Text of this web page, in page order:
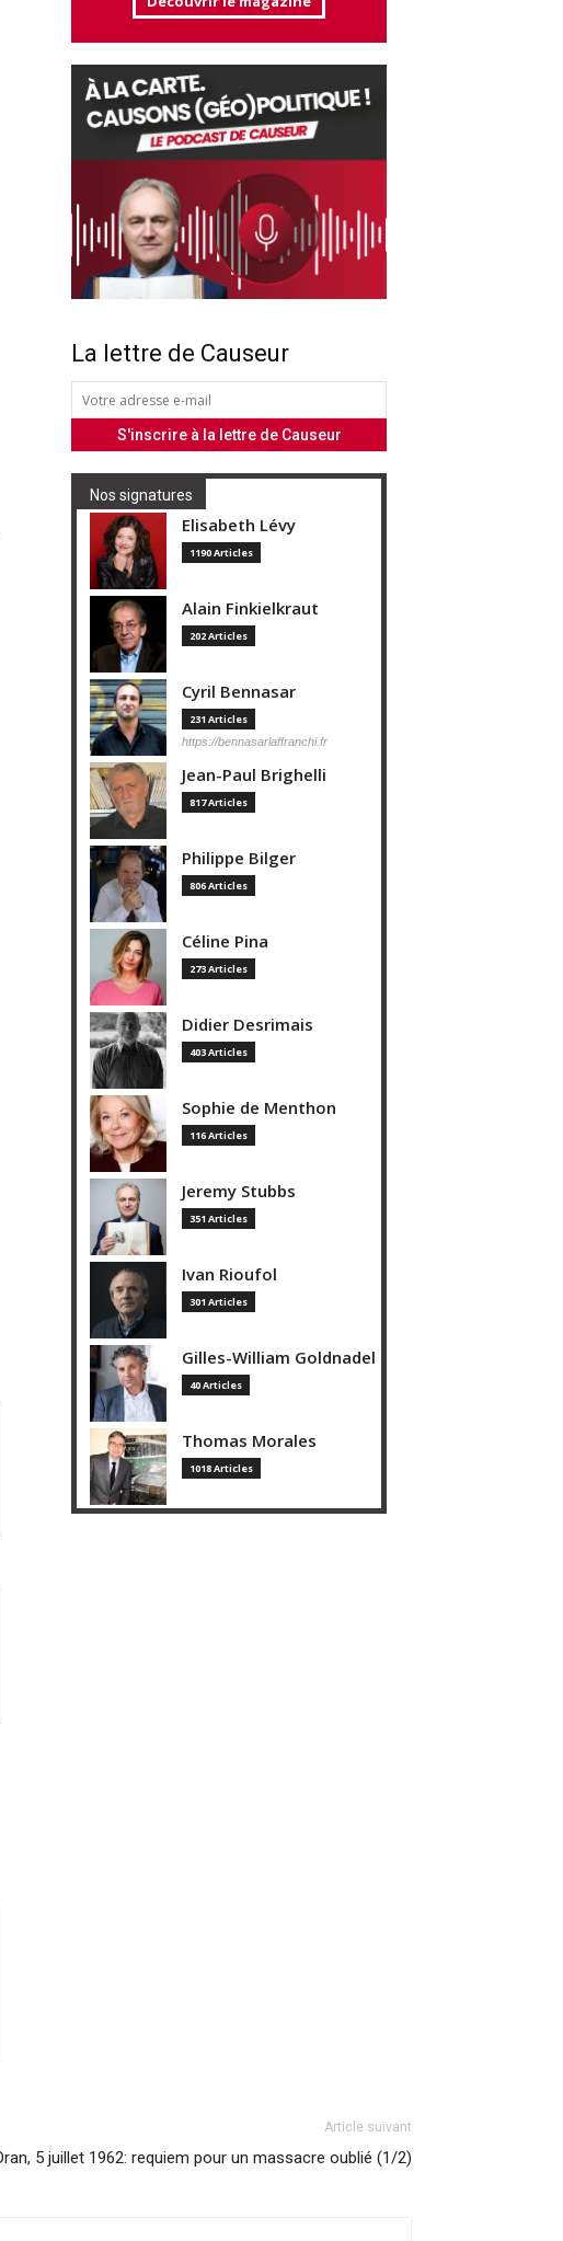
La lettre de Causeur
Nos signatures
Elisabeth Lévy
1190 Articles
Alain Finkielkraut
202 Articles
Cyril Bennasar
231 Articles
https://bennasarlaffranchi.fr
Jean-Paul Brighelli
817 Articles
Philippe Bilger
806 Articles
Céline Pina
273 Articles
Didier Desrimais
403 Articles
Sophie de Menthon
116 Articles
Jeremy Stubbs
351 Articles
Ivan Rioufol
301 Articles
Gilles-William Goldnadel
40 Articles
Thomas Morales
1018 Articles
Article suivant
5 juillet 1962: requiem pour un massacre oublié (1/2)